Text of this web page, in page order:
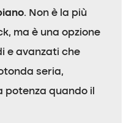
. Non è la più
ma è una opzione
e avanzati che
seria,
potenza quando il